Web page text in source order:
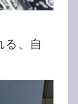
る、自